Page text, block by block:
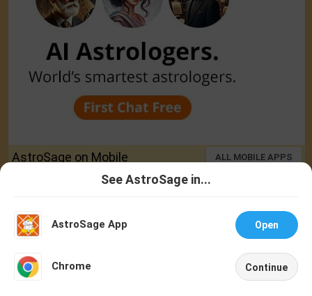
AstroSage on Mobile ALL MOBILE APPS
See AstroSage in...
AstroSage App Open
Chrome Continue
Astrologer
Home Account